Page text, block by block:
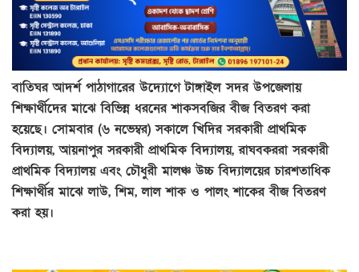
বাতিঘর আদর্শ পাঠাগারের উদ্যোগে টাঙ্গাইল সদর উপজেলায়
শিক্ষার্থীদের মাঝে বিভিন্ন ধরনের শাকসবজির বীজ বিতরণ করা
হয়েছে। সোমবার (৬ নভেম্বর) সকালে খিদির সরকারী প্রাথমিক
বিদ্যালয়, আয়নাপুর সরকারী প্রাথমিক বিদ্যালয়, রাঘবকররা সরকারী
প্রাথমিক বিদ্যালয় এবং চৌধুরী মালঞ্চ উচ্চ বিদ্যালয়ের চারশতাধিক
শিক্ষার্থীর মাঝে লাউ, শিম, লাল শাক ও পালং শাকের বীজ বিতরণ
করা হয়।